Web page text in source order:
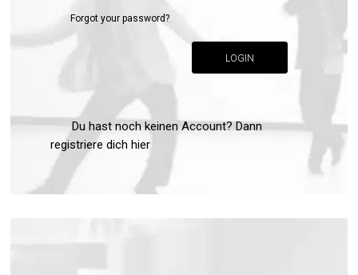
Forgot your password?
LOGIN
Du hast noch keinen Account? Dann
registriere dich hier